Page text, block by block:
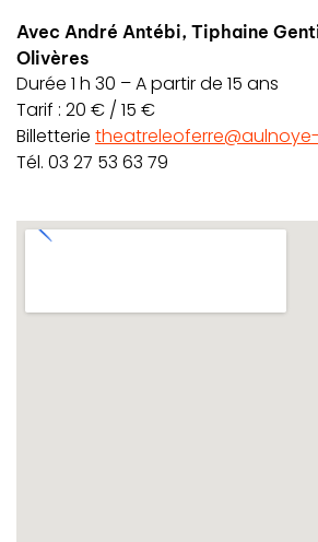
Avec André Antébi, Tiphaine
Olivères
Durée 1 h 30 – A partir de 15 ans
Tarif : 20 € / 15 €
Billetterie
Tél. 03 27 53 63 79